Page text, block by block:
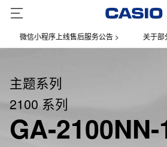
微信小程序上线售后服务公告 > 关于部分
主题系列
2100 系列
GA-